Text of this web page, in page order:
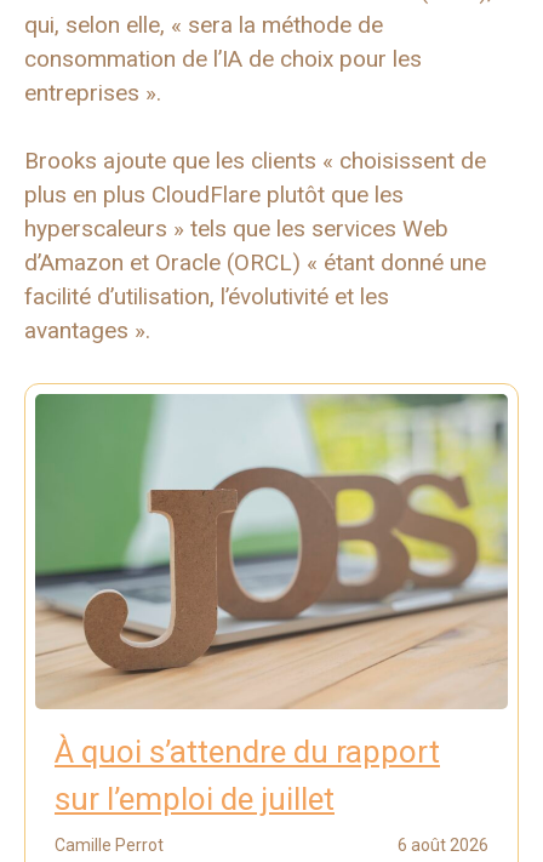
qui, selon elle, « sera la méthode de
consommation de l’IA de choix pour les
entreprises ».
Brooks ajoute que les clients « choisissent de
plus en plus CloudFlare plutôt que les
hyperscaleurs » tels que les services Web
d’Amazon et Oracle (ORCL) « étant donné une
facilité d’utilisation, l’évolutivité et les
avantages ».
À quoi s’attendre du rapport
sur l’emploi de juillet
Camille Perrot 6 août 2026